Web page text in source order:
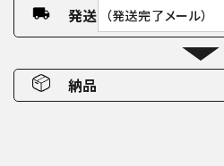
発送 （発送完了メール）
納品